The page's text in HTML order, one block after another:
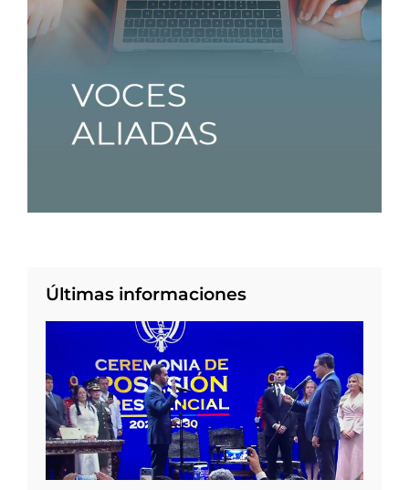
Últimas informaciones